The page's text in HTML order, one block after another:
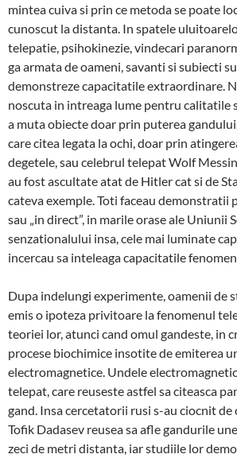
mintea cuiva si prin ce meto­da se poate
cunoscut la distanta. In spa­tele
telepatie, psihokinezie, vin­de­cari
ga armata de oa­meni, sa­vanti si subiecti
de­monstreze ca­pa­citatile extraordinare.
noscuta in intreaga lume pentru calitatile
a muta obiecte doar prin puterea
care citea legata la ochi, doar prin
degetele, sau celebrul telepat Wolf
au fost ascultate atat de Hitler cat si de
cateva exemple. Toti faceau de­monstratii
sau „in di­rect”, in marile orase ale Uniunii
senzationalului insa, cele mai luminate
incercau sa in­teleaga capacitatile
Dupa indelungi experimente, oamenii de
emis o ipoteza privitoare la fenomenul
teoriei lor, atunci cand omul gandeste, in
procese biochimice insotite de emiterea
electromagnetice. Undele
telepat, care reu­seste astfel sa citeasca
gand. Insa cercetatorii rusi s-au ciocnit de
Tofik Dadasev reusea sa afle gandurile
zeci de metri distanta, iar studiile lor